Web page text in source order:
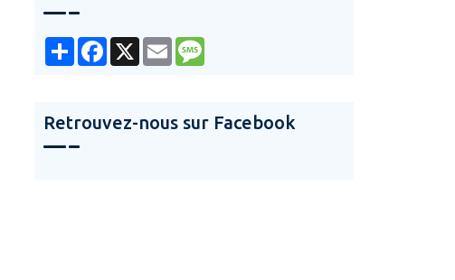
ShareFacebook
X EmailMessage
Retrouvez-nous sur Facebook